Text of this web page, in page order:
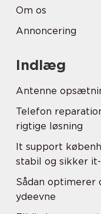
Om os
Annoncering
Indlæg
Antenne
Telefon
rigtige løsning
It support
stabil og sikker
Sådan optimerer
ydeevne